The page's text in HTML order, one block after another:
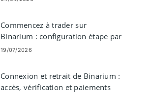
Commencez à trader sur
Binarium : configuration étape par
étape pour les débutants
19/07/2026
Connexion et retrait de Binarium :
accès, vérification et paiements